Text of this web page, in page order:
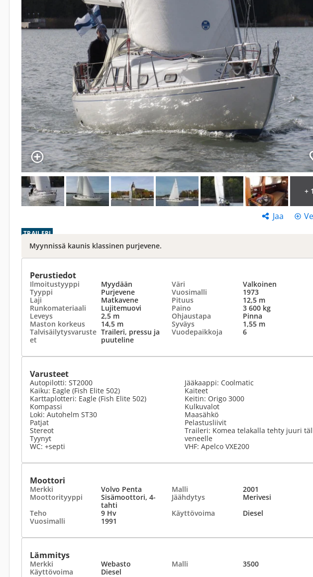
+
Jaa
TRAILERI
Myynnissä kaunis klassinen purjevene.
Perustiedot
Ilmoitustyyppi Myydään Väri
Valkoinen
Tyyppi
Purjevene Vuosimalli
1973
Laji
Matkavene Pituus
12,5 m
Runkomateriaali
Lujitemuovi Paino
3 600 kg
Leveys
2,5 m Ohjaustapa
Pinna
Maston korkeus
14,5 m Syväys
1,55 m
Talvisäilytysvaruste
et
Traileri, pressu ja
puuteline
Vuodepaikkoja 6
Varusteet
Autopilotti: ST2000
Kaiku: Eagle (Fish Elite 502)
Karttaplotteri: Eagle (Fish Elite 502)
Kompassi
Loki: Autohelm ST30
Patjat
Stereot
Tyynyt
WC: +septi
Jääkaappi: Coolmatic
Kaiteet
Keitin: Origo 3000
Kulkuvalot
Maasähkö
Pelastusliivit
Traileri: Komea telakalla tehty juuri
veneelle
VHF: Apelco VXE200
Moottori
Merkki Volvo Penta Malli
2001
Moottorityyppi
Sisämoottori, 4-
tahti
Jäähdytys
Merivesi
Teho
9 Hv Käyttövoima
Diesel
Vuosimalli
1991
Lämmitys
Merkki Webasto Malli
3500
Käyttövoima
Diesel